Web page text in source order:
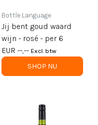
Bottle Language
Jij bent goud waard
wijn - rosé - per 6
EUR --,-- Excl. btw
SHOP NU